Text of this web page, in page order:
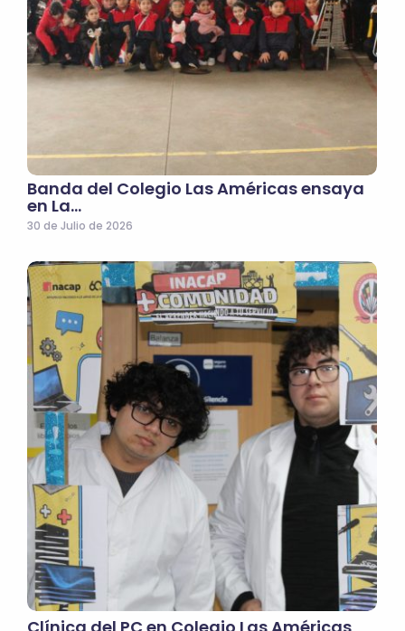
Banda del Colegio Las Américas ensaya
en La…
30 de Julio de 2026